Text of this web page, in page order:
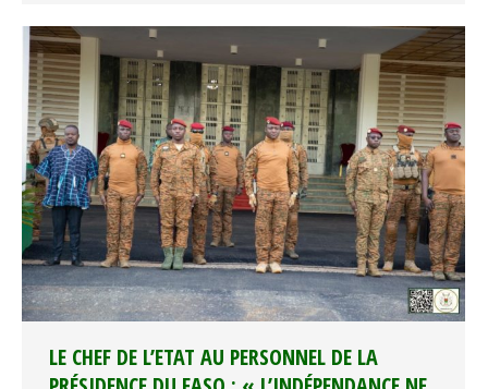
LE CHEF DE L’ETAT AU PERSONNEL DE LA